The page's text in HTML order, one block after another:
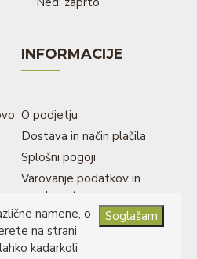
INFORMACIJE
O podjetju
Dostava in način plačila
Splošni pogoji
Varovanje podatkov in
zasebnost
Moj račun
namene, o
na strani
kadarkoli